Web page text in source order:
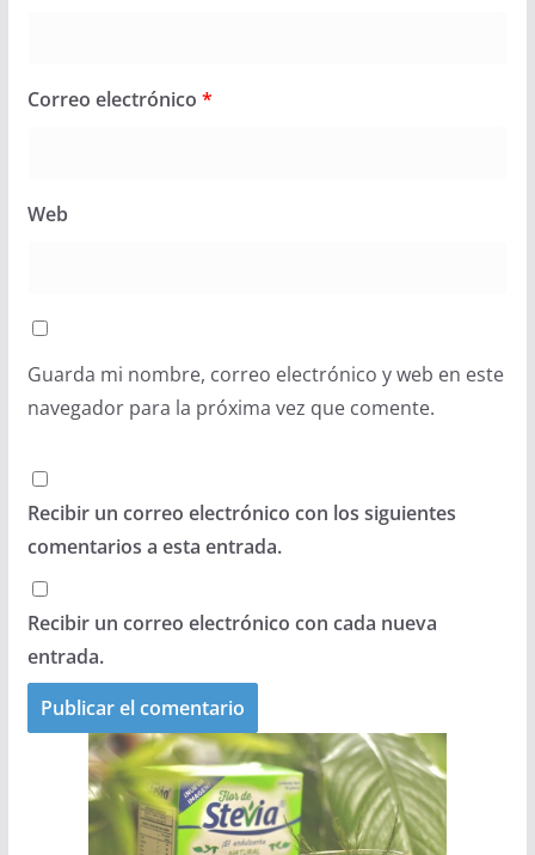
Correo electrónico *
Web
Guarda mi nombre, correo electrónico y web en este
navegador para la próxima vez que comente.
Recibir un correo electrónico con los siguientes
comentarios a esta entrada.
Recibir un correo electrónico con cada nueva
entrada.